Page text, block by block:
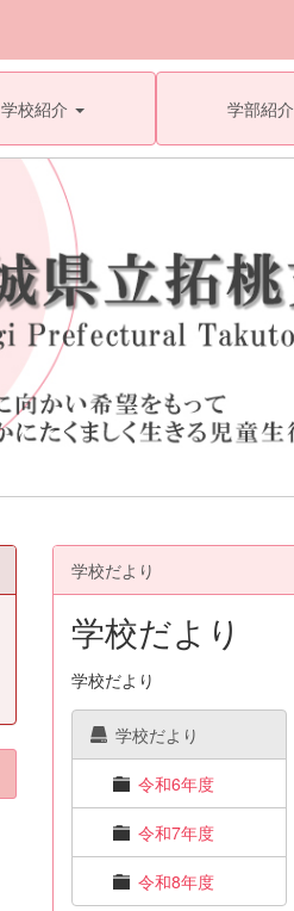
学校紹介 学部紹介
学校だより
学校だより
学校だより
学校だより
令和6年度
令和7年度
令和8年度